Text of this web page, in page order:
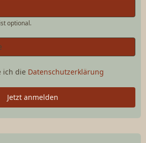
optional.
ich die Datenschutzerklärung
Jetzt anmelden